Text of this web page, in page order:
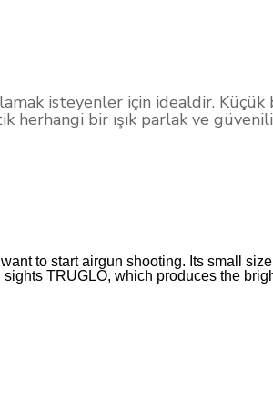
isteyenler için idealdir.
herhangi bir ışık parlak ve
to start airgun shooting. Its small
TRUGLO, which produces the